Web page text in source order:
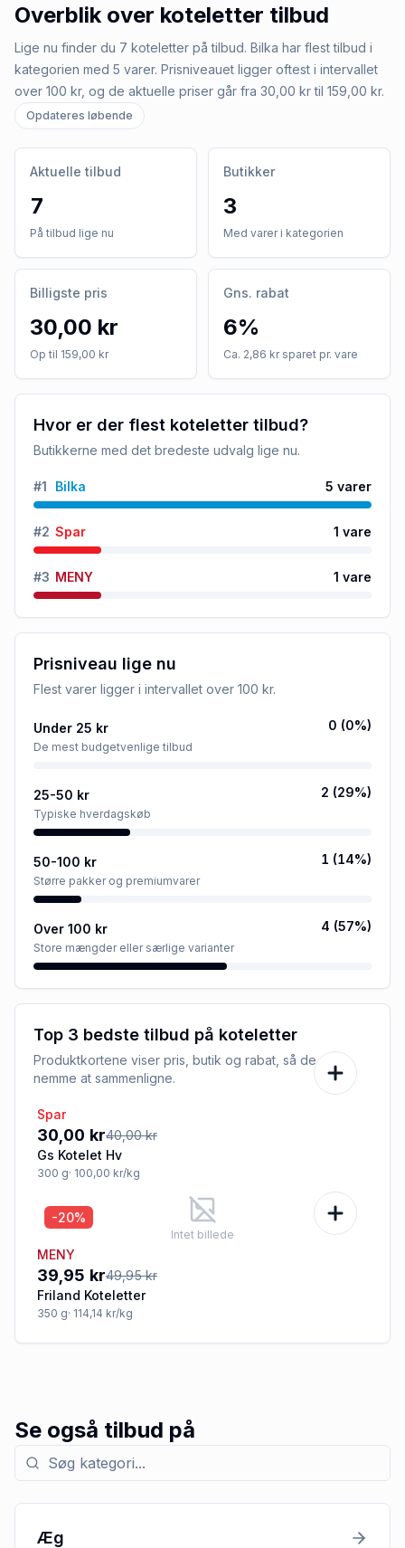
Overblik over koteletter tilbud
Lige nu finder du 7 koteletter på tilbud. Bilka har flest tilbud i
kategorien med 5 varer. Prisniveauet ligger oftest i intervallet
over 100 kr, og de aktuelle priser går fra 30,00 kr til 159,00 kr.
Opdateres løbende
Aktuelle tilbud
7
På tilbud lige nu
Butikker
3
Med varer i kategorien
Billigste pris
30,00 kr
Op til 159,00 kr
Gns. rabat
6%
Ca. 2,86 kr sparet pr. vare
Hvor er der flest koteletter tilbud?
Butikkerne med det bredeste udvalg lige nu.
#1 Bilka 5 varer
#2 Spar 1 vare
#3 MENY 1 vare
Prisniveau lige nu
Flest varer ligger i intervallet over 100 kr.
Under 25 kr
De mest budgetvenlige tilbud
0 (0%)
25-50 kr
Typiske hverdagskøb
2 (29%)
50-100 kr
Større pakker og premiumvarer
1 (14%)
Over 100 kr
Store mængder eller særlige varianter
4 (57%)
Top 3 bedste tilbud på koteletter
Produktkortene viser pris, butik og rabat, så de er
nemme at sammenligne.
-25%
Spar
30,00 kr40,00 kr
Gs Kotelet Hv
300 g· 100,00 kr/kg
Intet billede
-20%
MENY
39,95 kr49,95 kr
Friland Koteletter
350 g· 114,14 kr/kg
Se også tilbud på
Søg efter kategori med tilbud
Æg